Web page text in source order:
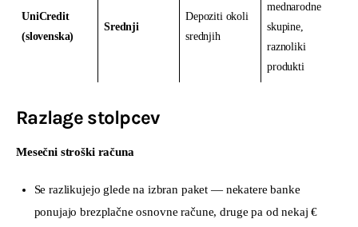
UniCredit
(slovenska)
Srednji
Depoziti okoli
srednjih
mednarodne
skupine,
raznoliki
produkti
Razlage stolpcev
Mesečni stroški računa
Se razlikujejo glede na izbran paket — nekatere banke
ponujajo brezplačne osnovne račune, druge pa od nekaj €